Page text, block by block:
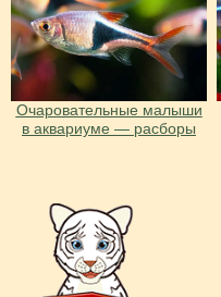
Очаровательные малыши
в аквариуме — расборы